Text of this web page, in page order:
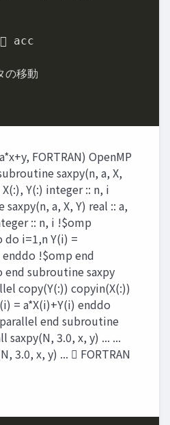
acc
FORTRAN) OpenMP
saxpy(n, a, X,
X(:), Y(:) integer :: n, i
a, X, Y) real :: a,
:: n, i !$omp
do i=1,n Y(i) =
enddo !$omp end
end subroutine saxpy
copy(Y(:)) copyin(X(:))
= a*X(i)+Y(i) enddo
end subroutine
saxpy(N, 3.0, x, y) ... ...
3.0, x, y) ...  FORTRAN